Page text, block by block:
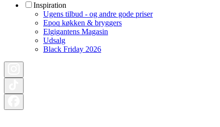
Inspiration
Ugens tilbud - og andre gode priser
Epoq køkken & bryggers
Elgigantens Magasin
Udsalg
Black Friday 2026